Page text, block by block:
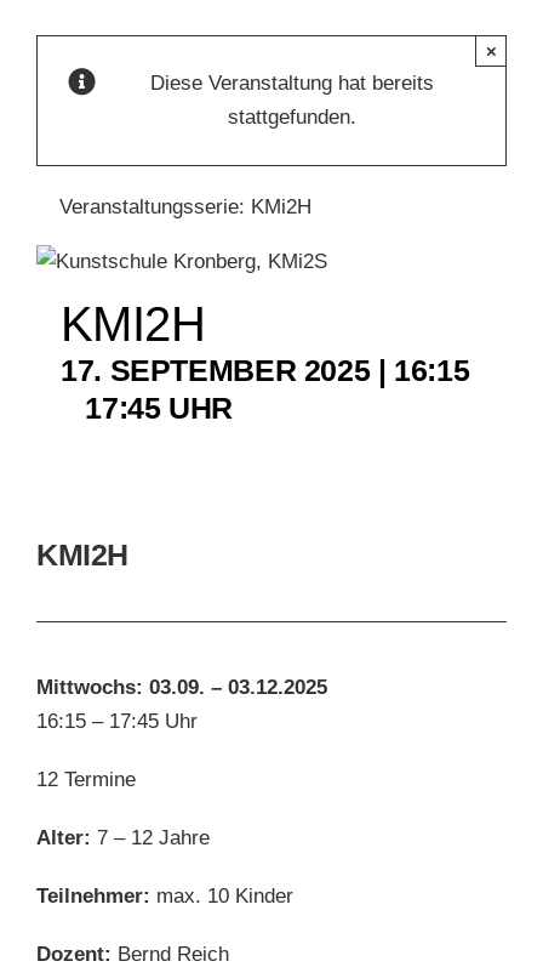
KUNSTSCHULE
SUCHE
NACH:
Diese Veranstaltung hat bereits
stattgefunden.
×
Veranstaltungsserie: KMi2H
KMI2H
17. SEPTEMBER 2025 | 16:15
17:45
KMI2H
Mittwochs: 03.09. – 03.12.2025
16:15 – 17:45 Uhr
12 Termine
Alter: 7 – 12 Jahre
Teilnehmer: max. 10 Kinder
Dozent: Bernd Reich